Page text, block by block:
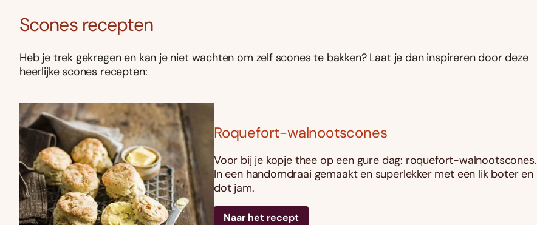
Scones recepten
Heb je trek gekregen en kan je niet wachten om zelf scones te bakken? Laat je dan inspireren door deze
heerlijke scones recepten:
Roquefort-walnootscones
Voor bij je kopje thee op een gure dag: roquefort-walnootscones.
In een handomdraai gemaakt en superlekker met een lik boter en
dot jam.
Naar het recept